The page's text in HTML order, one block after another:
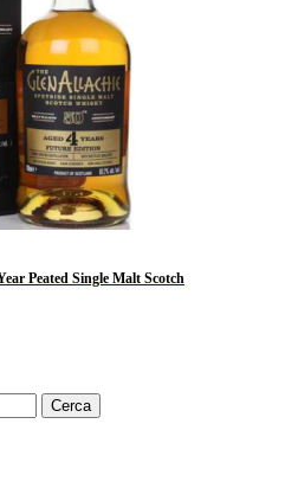
Peated Single Malt Scotch